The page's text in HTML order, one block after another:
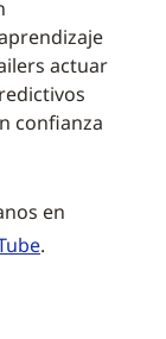
actuar
confianza
en
.